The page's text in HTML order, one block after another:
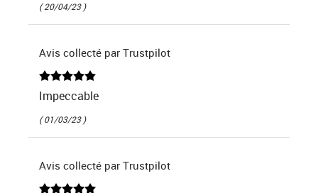
( 20/04/23 )
Avis collecté par Trustpilot
Impeccable
( 01/03/23 )
Avis collecté par Trustpilot